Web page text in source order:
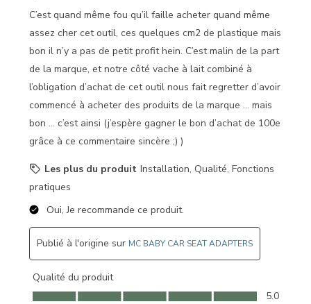
C’est quand même fou qu’il faille acheter quand même
assez cher cet outil, ces quelques cm2 de plastique mais
bon il n’y a pas de petit profit hein. C’est malin de la part
de la marque, et notre côté vache à lait combiné à
l’obligation d’achat de cet outil nous fait regretter d’avoir
commencé à acheter des produits de la marque … mais
bon … c’est ainsi (j’espère gagner le bon d’achat de 100e
grâce à ce commentaire sincère ;) )
Les plus du produit Installation, Qualité, Fonctions
pratiques
Oui, Je recommande ce produit.
Publié à l'origine sur MC BABY CAR SEAT ADAPTERS
Qualité du produit
Qualité du produit, 5.0 sur 5
5.0